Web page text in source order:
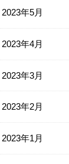
2023年5月
2023年4月
2023年3月
2023年2月
2023年1月